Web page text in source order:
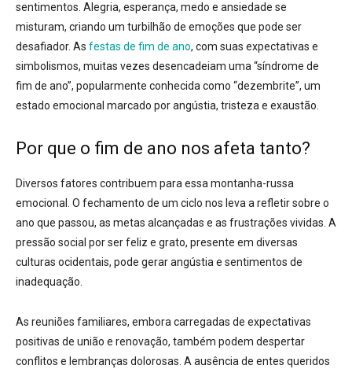
sentimentos. Alegria, esperança, medo e ansiedade se
misturam, criando um turbilhão de emoções que pode ser
desafiador. As festas de fim de ano, com suas expectativas e
simbolismos, muitas vezes desencadeiam uma “síndrome de
fim de ano”, popularmente conhecida como “dezembrite”, um
estado emocional marcado por angústia, tristeza e exaustão.
Por que o fim de ano nos afeta tanto?
Diversos fatores contribuem para essa montanha-russa
emocional. O fechamento de um ciclo nos leva a refletir sobre o
ano que passou, as metas alcançadas e as frustrações vividas. A
pressão social por ser feliz e grato, presente em diversas
culturas ocidentais, pode gerar angústia e sentimentos de
inadequação.
As reuniões familiares, embora carregadas de expectativas
positivas de união e renovação, também podem despertar
conflitos e lembranças dolorosas. A ausência de entes queridos